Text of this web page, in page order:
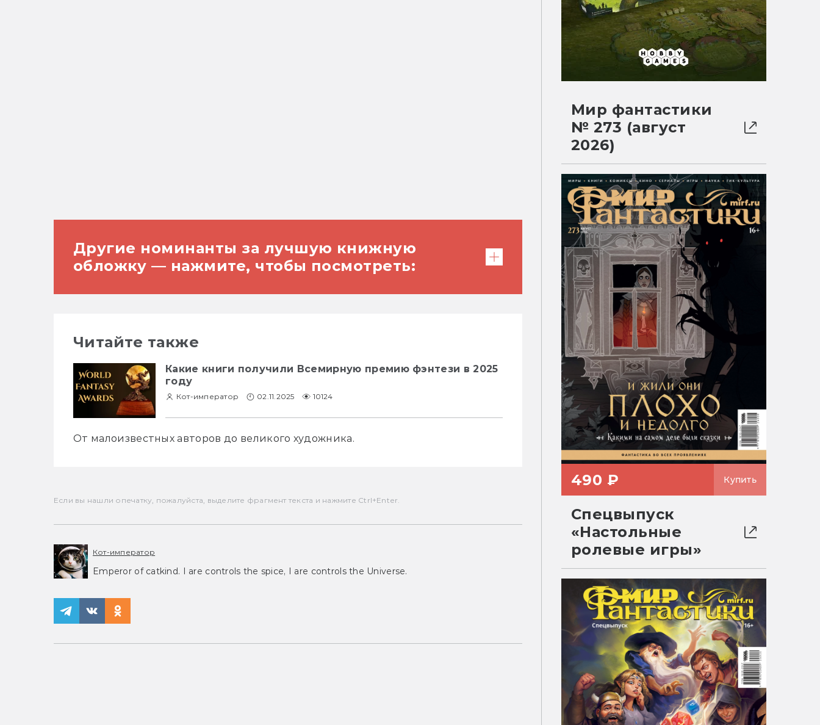
Другие номинанты за лучшую книжную
обложку — нажмите, чтобы посмотреть:
Читайте также
Какие книги получили Всемирную премию фэнтези в 2025
году
Кот-император 02.11.2025 10124
От малоизвестных авторов до великого художника.
Если вы нашли опечатку, пожалуйста, выделите фрагмент текста и нажмите Ctrl+Enter.
Кот-император
Emperor of catkind. I are controls the spice, I are controls the Universe.
Мир фантастики
№ 273 (август
2026)
490 ₽ Купить
Спецвыпуск
«Настольные
ролевые игры»